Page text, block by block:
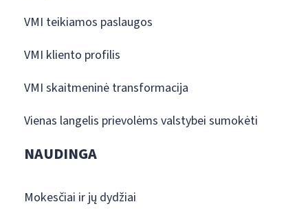
VMI teikiamos paslaugos
VMI kliento profilis
VMI skaitmeninė transformacija
Vienas langelis prievolėms valstybei sumokėti
NAUDINGA
Mokesčiai ir jų dydžiai